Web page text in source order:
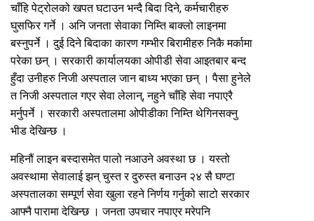
चाँहि पेट्रोलको खपत घटाउन भन्दै बिदा दिने, कर्मचारीहरु
घुसफिर गर्ने । अनि जनता सेवाका निम्ति बाक्लो लाइनमा
बस्नुपर्ने । दुई दिने बिदाका कारण गम्भीर बिरामीहरु निकै मर्कामा
परेका छन् । सरकारी कार्यालयका ओपीडी सेवा आइतबार बन्द
हुँदा उनीहरु निजी अस्पताल जान बाध्य भएका छन् । पैसा हुनेले
त निजी अस्पताल गएर सेवा लेलान्, नहुने चाँहि सेवा नपाएरै
मर्नुपर्ने । सरकारी अस्पतालमा ओपीडीका निम्ति थेगिनसक्नु
भीड देखिन्छ ।
महिनौं लाइन बस्दासमेत पालो नआउने अवस्था छ । यस्तो
अवस्थामा सेवालाई झन् चुस्त र दुरुस्त बनाउन २४ सै घण्टा
अस्पतालका सम्पूर्ण सेवा खुला रहने निर्णय गर्नुको साटो सरकार
आफ्नै पारामा देखिन्छ । जनता उपचार नपाएर मरेपनि